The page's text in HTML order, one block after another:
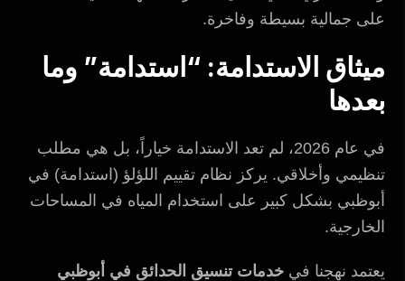
على جمالية بسيطة وفاخرة.
ميثاق الاستدامة: “استدامة” وما
بعدها
في عام 2026، لم تعد الاستدامة خياراً، بل هي مطلب
تنظيمي وأخلاقي. يركز نظام تقييم اللؤلؤ (استدامة) في
أبوظبي بشكل كبير على استخدام المياه في المساحات
الخارجية.
يعتمد نهجنا في خدمات تنسيق الحدائق في أبوظبي